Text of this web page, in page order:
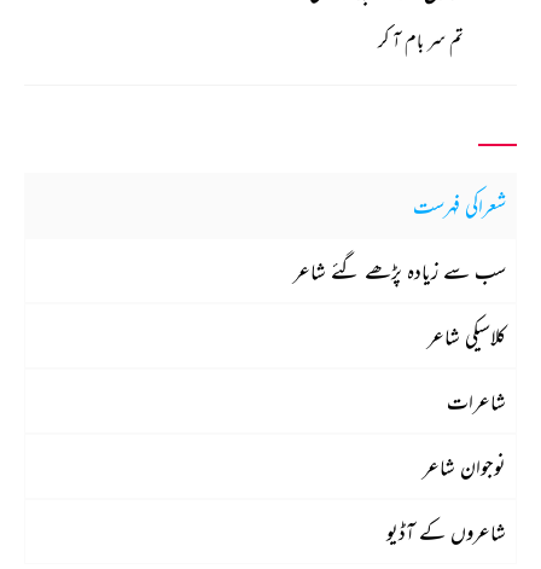
تم سر بام آ کر
شعراکی فہرست
سب سے زیادہ پڑھے گئے شاعر
کلاسیکی شاعر
شاعرات
نوجوان شاعر
شاعروں کے آڈیو